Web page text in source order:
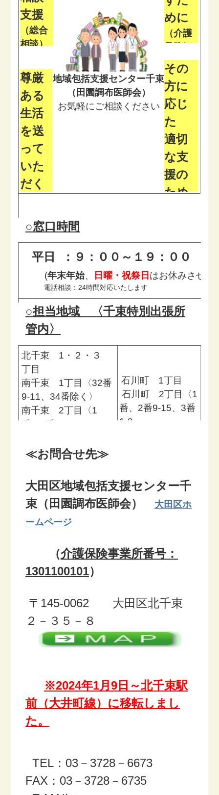
・【フードドライブ】
2024年4月から常設実施スター
フードドライブ（千束）
風景写真 2026.3,4,5月
※参考：
区社会福祉協議会リンク⇒
・シニアステーション千束
ちら
支援
（総合
相談）
囲だけで
にある資
源も含め
て幅広く
各種相談
を受け支
援しま
内容に応
じて民生
委員・医
連携し対
応をして
いきま
す。
地域包括支援センター千束
（田園調布医師会）
お気軽にご相談ください
めに
（介護
予防ｹｱﾏ
ﾈｼﾞﾒﾝ
ﾄ）
６５歳以
上の方
で、要支
援１･２と
認定され
た方の個
ランを作
成し、支
援･相談を
行ないま
高い方等
は区での
介護予防
事業の利
用や地域
できるよ
尊厳
ある
生活
を送
って
いた
だく
擁護）
尊厳のあ
る生活を
行うこと
ができる
よう、専
門的・継
点からの
支援を行
う業務の
こと。地
域の住民
や民生委
員、介護
支援専門
は十分に
い、適切
ス等につ
法が見つ
ある高齢
者を対象
す。
その
方に
応じ
た
適切
な支
援の
ため
的ｹｱﾏﾈ
地域の多
資源を活
用したケ
アマネジ
ネジャー
の支援や
地域住民
を含めて
○窓口時間
平日 ：９：００～１９：００
(年末年始、 日曜・祝祭日 はお休みさせて
電話相談：24時間対応いたします
○担当地域 〈千束特別出張所
管内〉
北千束 1・２・３
丁目
南千束 1丁目〈32番
9-11、34番除く〉
南千束 2丁目〈1
2-9、29-33番除く〉
番7～14、32～35
番、
36番7～14除く〉
石川町 1丁目
石川町 2丁目〈1
番、2番9-15、3番
1-8
〈18-19番、21-53
番除く〉
≪お問合せ先≫
大田区地域包括支援センター千
束（田園調布医師会）
大田区ホ
ームページ
（介護保険事業所番号：
1301100101）
〒145-0062 大田区北千束
２－３５－８
※2024年1月9日～北千束駅
前（大井町線）に移転しまし
た。
TEL：03－3728－6673
FAX：03－3728－6735